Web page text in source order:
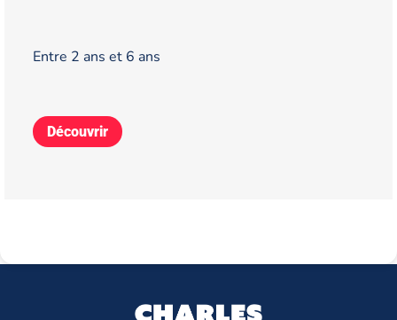
Entre 2 ans et 6 ans
Découvrir